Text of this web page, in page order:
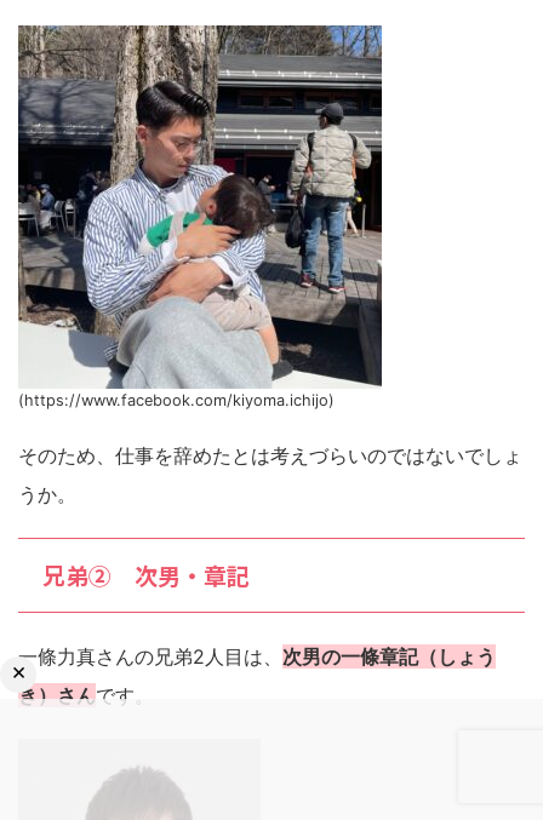
(https://www.facebook.com/kiyoma.ichijo)
そのため、仕事を辞めたとは考えづらいのではないでしょ
うか。
兄弟② 次男・章記
一條力真さんの兄弟2人目は、 次男の一條章記（しょう
き）さんです。
×